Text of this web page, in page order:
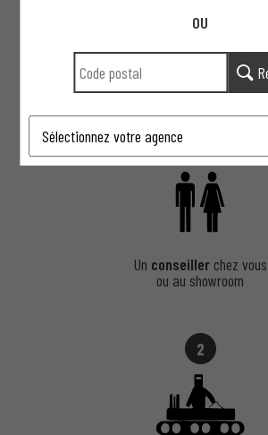
Votre projet clé en
conception à la
Un conseillerchez vous
ou au showroom
2
OU